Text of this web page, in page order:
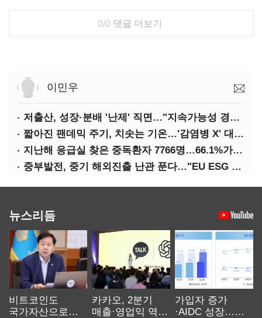
0/0 댓글 더보기
이민우
저출산, 성장·분배 '난제' 직면…"지속가능성 경고등"
짧아진 팬데믹 주기, 치솟는 기온…'감염병 X' 대비해야
지난해 응급실 찾은 중독환자 7766명…66.1%가 '의도적 중독'
중부발전, 중기 해외진출 난관 푼다…"EU ESG 실사 공동 대응"
뉴스리듬
비트코인도
국가자산으로…'
카카오, 2분기
매출·영업익 역대
가입자 증가
·AIDC 성장…